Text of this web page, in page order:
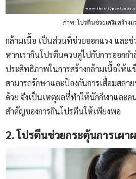
ภาพ: โปรตีนช่วยเสริมสร้างม
กล้ามเนื้อ เป็นส่วนที่ช่วยออกแรง และช่
หากเรากินโปรตีนควบคู่ไปกับการออกกำ
ประสิทธิภาพในการสร้างกล้ามเนื้อให้แ
สามารถรักษาและป้องกันการเสื่อมสลา
ด้วย จึงเป็นเหตุผลที่ทำให้นักกีฬาและค
สำคัญของการกินโปรตีนให้เพียงพอ
2. โปรตีนช่วยกระตุ้นการเผา